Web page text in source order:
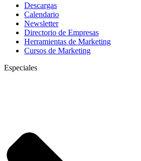
Descargas
Calendario
Newsletter
Directorio de Empresas
Herramientas de Marketing
Cursos de Marketing
Especiales